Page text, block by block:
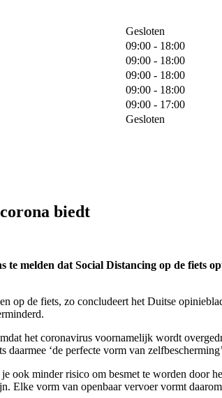
Gesloten
09:00 - 18:00
09:00 - 18:00
09:00 - 18:00
09:00 - 18:00
09:00 - 17:00
Gesloten
biedt
te melden dat Social Distancing op de
op de fiets, zo concludeert het Duitse
het coronavirus voornamelijk wordt
‘de perfecte vorm van
ook minder risico om besmet te worden door
Elke vorm van openbaar vervoer vormt daarom